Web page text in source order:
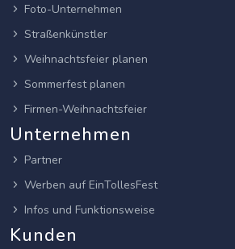
Foto-Unternehmen
Straßenkünstler
Weihnachtsfeier planen
Sommerfest planen
Firmen-Weihnachtsfeier
Unternehmen
Partner
Werben auf EinTollesFest
Infos und Funktionsweise
Kunden